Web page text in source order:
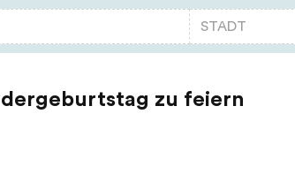
zu feiern